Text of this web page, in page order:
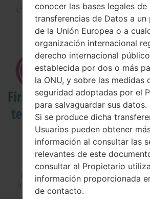
¿Cómo Activar las Opciones de
Depuración USB en
¿Cómo instalar Firmware
inteligente de LG mediante LG
conocer las bases legales de
transferencias de Datos a un
de la Unión Europea o a
organización internacional
derecho internacional
establecida por dos o más
la ONU, y sobre las medidas
seguridad adoptadas por el
para salvaguardar sus datos.
Si se produce dicha
Usuarios pueden obtener
información al consultar las
relevantes de este
consultar al Propietario
información proporcionada
de contacto.